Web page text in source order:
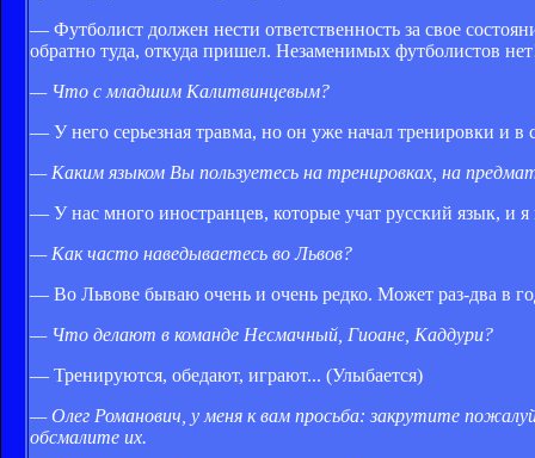
— Футболист должен нести ответственность за свое
обратно туда, откуда пришел. Незаменимых футболистов
— Что с младшим Калитвинцевым?
— У него серьезная травма, но он уже начал тренировки и
— Каким языком Вы пользуетесь на тренировках, на
— У нас много иностранцев, которые учат русский язык, и
— Как часто наведываетесь во Львов?
— Во Львове бываю очень и очень редко. Может раз-два в
— Что делают в команде Несмачный, Гиоане, Каддури?
— Тренируются, обедают, играют... (Улыбается)
— Олег Романович, у меня к вам просьба: закрутите
обсмалите их.